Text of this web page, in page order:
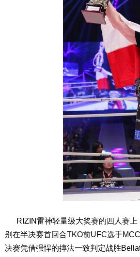
RIZIN雷神轻量级大奖赛的四人赛上
别在半决赛首回合TKO前UFC选手
决赛凭借强悍的摔法一致判定战胜